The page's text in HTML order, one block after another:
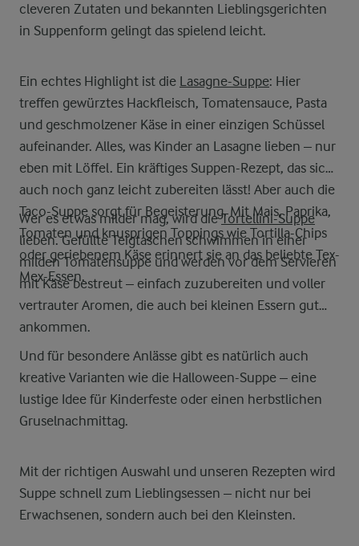
cleveren Zutaten und bekannten Lieblingsgerichten
in Suppenform gelingt das spielend leicht.
Ein echtes Highlight ist die Lasagne-Suppe: Hier
treffen gewürztes Hackfleisch, Tomatensauce, Pasta
und geschmolzener Käse in einer einzigen Schüssel
aufeinander. Alles, was Kinder an Lasagne lieben – nur
eben mit Löffel. Ein kräftiges Suppen-Rezept, das sich
auch noch ganz leicht zubereiten lässt! Aber auch die
Taco-Suppe sorgt für Begeisterung. Mit Mais, Paprika,
Tomaten und knusprigen Toppings wie Tortilla-Chips
oder geriebenem Käse erinnert sie an das beliebte Tex-
Mex-Essen.
Wer es etwas milder mag, wird dieTortellini-Suppe
lieben. Gefüllte Teigtaschen schwimmen in einer
milden Tomatensuppe und werden vor dem Servieren
mit Käse bestreut – einfach zuzubereiten und voller
vertrauter Aromen, die auch bei kleinen Essern gut
ankommen.
Und für besondere Anlässe gibt es natürlich auch
kreative Varianten wie die Halloween-Suppe – eine
lustige Idee für Kinderfeste oder einen herbstlichen
Gruselnachmittag.
Mit der richtigen Auswahl und unseren Rezepten wird
Suppe schnell zum Lieblingsessen – nicht nur bei
Erwachsenen, sondern auch bei den Kleinsten.